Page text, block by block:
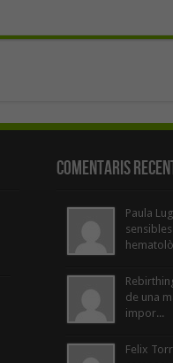
Comentaris
Paula
de una
impor...
Felix